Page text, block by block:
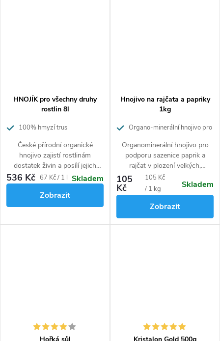
HNOJÍK pro všechny druhy
rostlin 8l
100% hmyzí trus
České přírodní organické
hnojivo zajistí rostlinám
dostatek živin a posílí jejich
imunitu proti škůdcům a
nemocem rostlin.Bezpečné pro
lidi i zvířata.
536 Kč Měrná
67 Kč / 1 l Skladem
Zobrazit
Hnojivo na rajčata a papriky
1kg
Organo-minerální hnojivo pro
Organominerální hnojivo pro
podporu sazenice paprik a
rajčat v plození velkých,
probarvených a zdravých plodů.
Hnojivo je vhodné pro všechny
druhy rajčat a paprik
pěstovaných v nádobách i ve
volné půdě. Díky svému
unikátnímu složení uvolňuje
105
Kč
Měrná
cena:
105 Kč
/ 1 kg
Skladem
Zobrazit
Hořká sůl Kristalon Gold 500g